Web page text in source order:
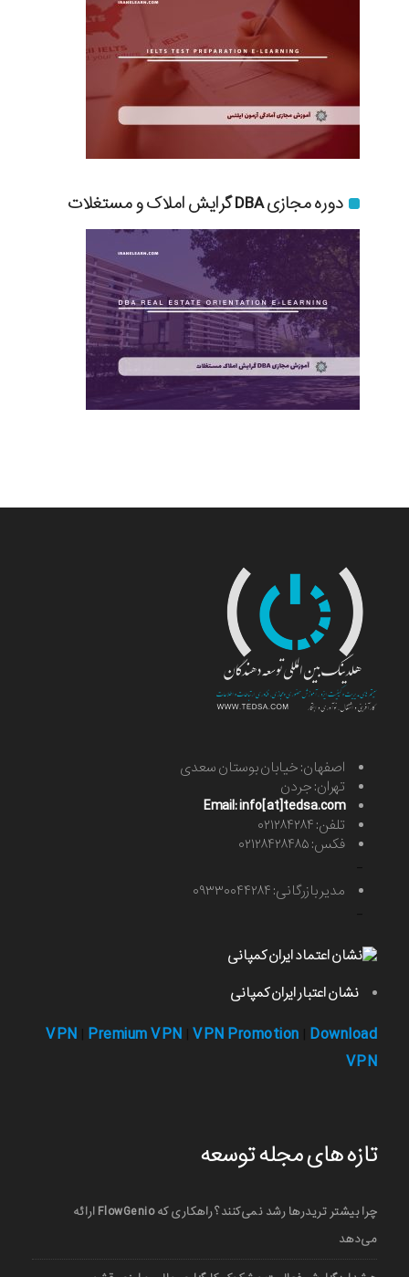
دوره مجازی DBA گرایش املاک و مستغلات
اصفهان: خیابان بوستان سعدی
تهران: جردن
Email: info[at]tedsa.com
تلفن: ۰۲۱۲۸۴۲۸۴
فکس: ۰۲۱۲۸۴۲۸۴۸۵
مدیر بازرگانی: ۰۹۳۳۰۰۴۴۲۸۴
نشان اعتبار ایران کمپانی
VPN Premium VPN VPN Promotion Download
VPN
تازه های مجله توسعه
چرا بیشتر تریدرها رشد نمی‌کنند؟ راهکاری که FlowGenio ارائه
می‌دهد